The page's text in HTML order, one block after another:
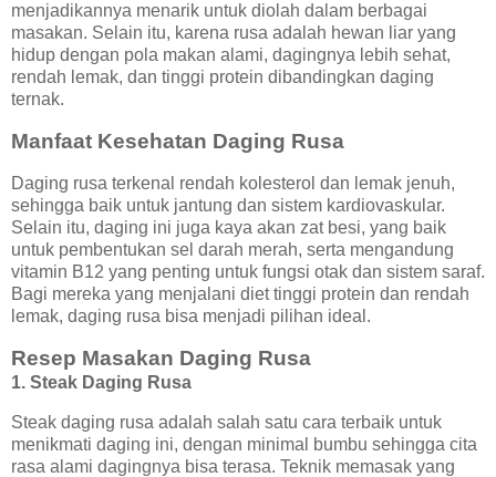
menjadikannya menarik untuk diolah dalam berbagai
masakan. Selain itu, karena rusa adalah hewan liar yang
hidup dengan pola makan alami, dagingnya lebih sehat,
rendah lemak, dan tinggi protein dibandingkan daging
ternak.
Manfaat Kesehatan Daging Rusa
Daging rusa terkenal rendah kolesterol dan lemak jenuh,
sehingga baik untuk jantung dan sistem kardiovaskular.
Selain itu, daging ini juga kaya akan zat besi, yang baik
untuk pembentukan sel darah merah, serta mengandung
vitamin B12 yang penting untuk fungsi otak dan sistem saraf.
Bagi mereka yang menjalani diet tinggi protein dan rendah
lemak, daging rusa bisa menjadi pilihan ideal.
Resep Masakan Daging Rusa
1. Steak Daging Rusa
Steak daging rusa adalah salah satu cara terbaik untuk
menikmati daging ini, dengan minimal bumbu sehingga cita
rasa alami dagingnya bisa terasa. Teknik memasak yang